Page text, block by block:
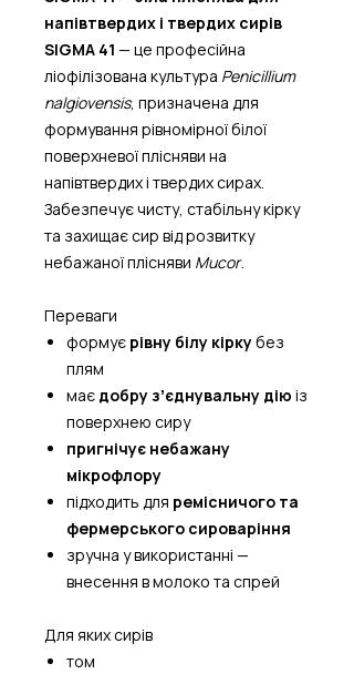
напівтвердих і твердих сирів
SIGMA 41 — це професійна
ліофілізована культура Penicillium
nalgiovensis, призначена для
формування рівномірної білої
поверхневої плісняви на
напівтвердих і твердих сирах.
Забезпечує чисту, стабільну кірку
та захищає сир від розвитку
небажаної плісняви Mucor.
Переваги
формує рівну білу кіркубез
плям
має добру зʼєднувальну дію із
поверхнею сиру
пригнічує небажану
мікрофлору
підходить для ремісничого та
фермерського сироваріння
зручна у використанні —
внесення в молоко та спрей
Для яких сирів
том